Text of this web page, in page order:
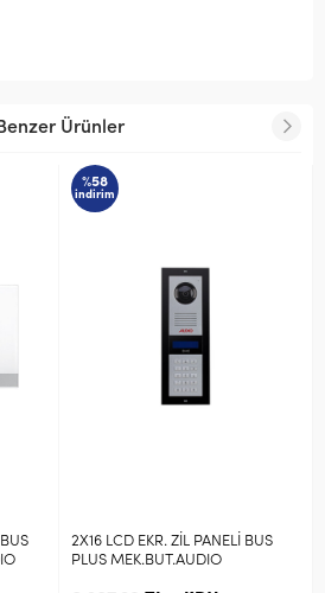
Benzer Ürünler
%58
indirim
2X16 LCD EKR. ZİL PANELİ BUS
PLUS MEK.BUT.AUDIO